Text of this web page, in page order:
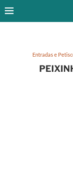
Entradas e